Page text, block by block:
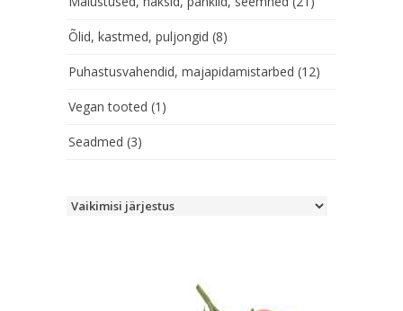
Õlid, kastmed, puljongid (8)
Puhastusvahendid, majapidamistarbed (12)
Vegan tooted (1)
Seadmed (3)